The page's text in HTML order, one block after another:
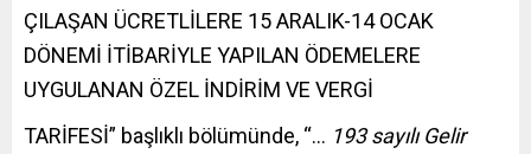
ÇILAŞAN ÜCRETLİLERE 15 ARALIK-14 OCAK
DÖNEMİ İTİBARİYLE YAPILAN ÖDEMELERE
UYGULANAN ÖZEL İNDİRİM VE VERGİ
TARİFESİ” başlıklı bölümünde, “… 193 sayılı Gelir